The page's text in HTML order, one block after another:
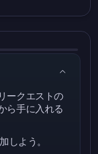
ークエストの
ら手に入れる
しよう。